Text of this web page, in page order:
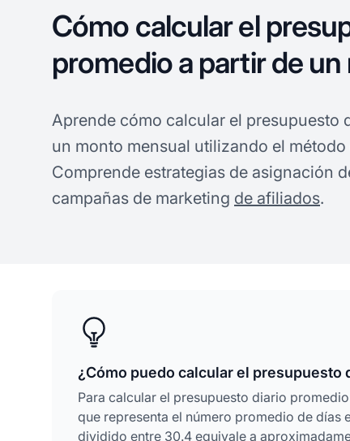
Cómo calcular el
promedio a partir de
Aprende cómo calcular el presupuesto
un monto mensual utilizando el
Comprende estrategias de asignación
campañas de marketing de afiliados.
¿Cómo puedo calcular el presupuesto
Para calcular el presupuesto diario
que representa el número promedio de días
dividido entre 30.4 equivale a